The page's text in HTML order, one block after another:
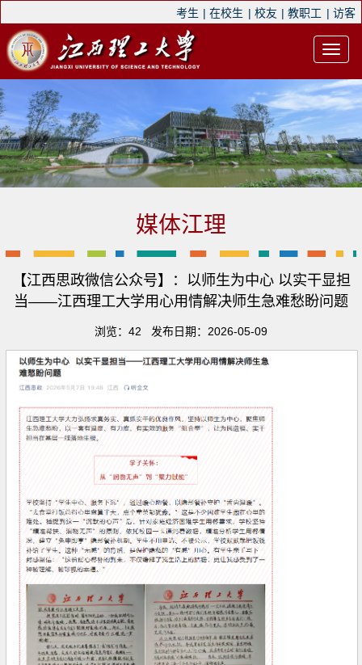
考生 | 在校生 | 校友 | 教职工 | 访客
媒体江理
【江西思政微信公众号】：以师生为中心 以实干显担
当——江西理工大学用心用情解决师生急难愁盼问题
浏览： 42 发布日期：2026-05-09